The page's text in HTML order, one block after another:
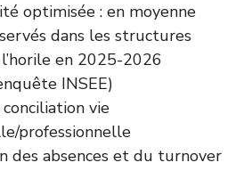
optimisée : en moyenne
dans les structures
l’horile en 2025-2026
INSEE)
vie
professionnelle
des absences et du turnover